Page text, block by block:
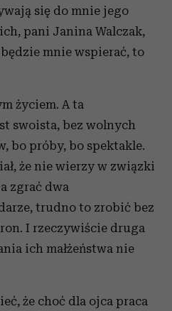
się do mnie jego
pani Janina Walczak,
będzie mnie wspierać, to
życiem. A ta
swoista, bez wolnych
bo próby, bo spektakle.
że nie wierzy w związki
zgrać dwa
trudno to zrobić bez
I rzeczywiście druga
ich małżeństwa nie
że choć dla ojca praca